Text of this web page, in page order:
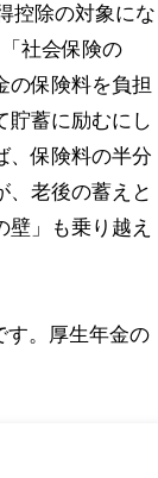
控除の対象にな
社会保険の
の保険料を負担
貯蓄に励むにし
、保険料の半分
、老後の蓄えと
」も乗り越え
す。厚生年金の